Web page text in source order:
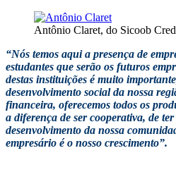
Antônio Claret, do Sicoob
“Nós temos aqui a presença de
estudantes que serão os futuros
destas instituições é muito
desenvolvimento social da nossa
financeira, oferecemos todos os
a diferença de ser cooperativa, de
desenvolvimento da nossa
empresário é o nosso crescimento”.